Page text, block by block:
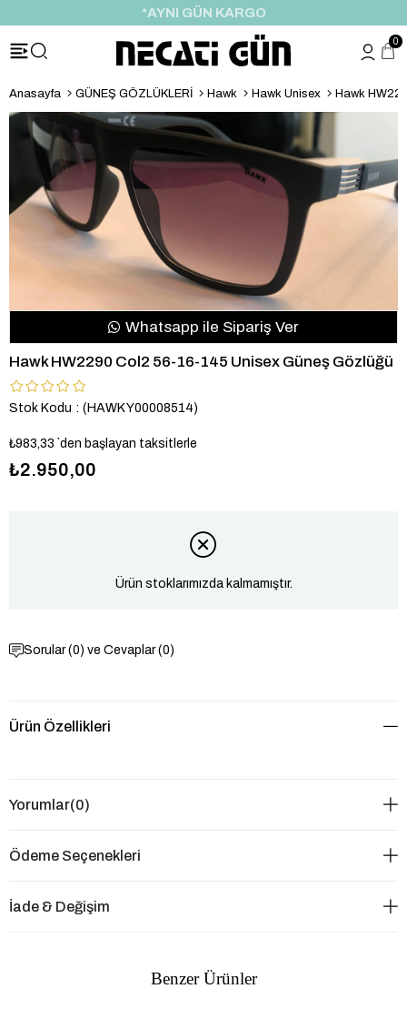
*AYNI GÜN KARGO
0
Anasayfa GÜNEŞ GÖZLÜKLERİ Hawk Hawk Unisex Hawk
Whatsapp ile Sipariş Ver
Hawk HW2290 Col2 56-16-145 Unisex Güneş Gözlüğü
Stok Kodu (HAWK Y00008514)
₺983,33 `den başlayan taksitlerle
₺2.950,00
Ürün stoklarımızda kalmamıştır.
Sorular (0) ve Cevaplar (0)
Ürün Özellikleri
Yorumlar(0)
Ödeme Seçenekleri
İade & Değişim
Benzer Ürünler